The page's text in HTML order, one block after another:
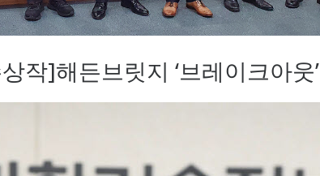
작]해든브릿지 ‘브레이크아웃’